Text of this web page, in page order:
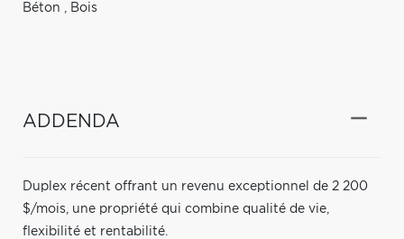
Béton , Bois
ADDENDA
Duplex récent offrant un revenu exceptionnel de 2 200
$/mois, une propriété qui combine qualité de vie,
flexibilité et rentabilité.